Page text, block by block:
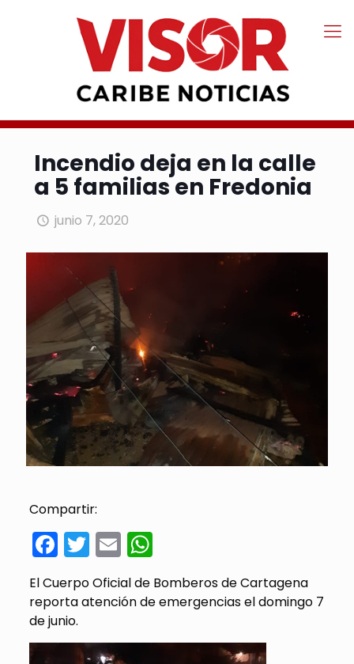
Incendio deja en la calle
a 5 familias en Fredonia
junio 7, 2020
Compartir:
Facebook
Twitter
EmailWhatsApp
El Cuerpo Oficial de Bomberos de Cartagena
reporta atención de emergencias el domingo 7
de junio.